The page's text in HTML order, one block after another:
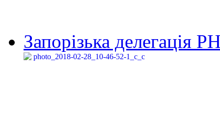
Запорізька делегація